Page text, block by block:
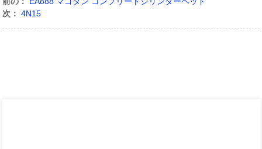
次： 4N15